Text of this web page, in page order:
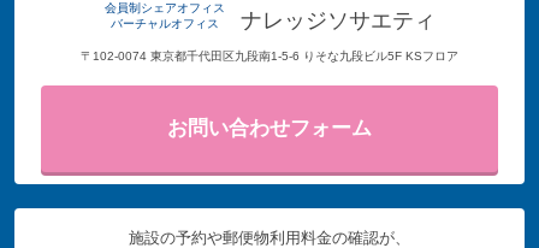
会員制シェアオフィス
バーチャルオフィス
ナレッジソサエティ
〒102-0074 東京都千代田区九段南1-5-6 りそな九段ビル5F KSフロア
お問い合わせフォーム
施設の予約や郵便物利用料金の確認が、